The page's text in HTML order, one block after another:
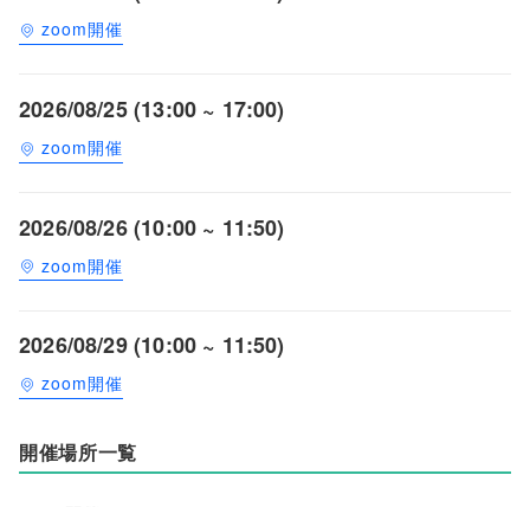
zoom開催
2026/08/25 (13:00 ~ 17:00)
zoom開催
2026/08/26 (10:00 ~ 11:50)
zoom開催
2026/08/29 (10:00 ~ 11:50)
zoom開催
開催場所一覧